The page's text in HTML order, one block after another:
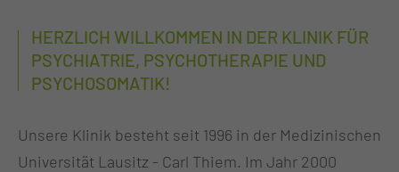
HERZLICH WILLKOMMEN IN DER KLINIK FÜR
PSYCHIATRIE, PSYCHOTHERAPIE UND
PSYCHOSOMATIK!
Unsere Klinik besteht seit 1996 in der Medizinischen
Universität Lausitz - Carl Thiem. Im Jahr 2000